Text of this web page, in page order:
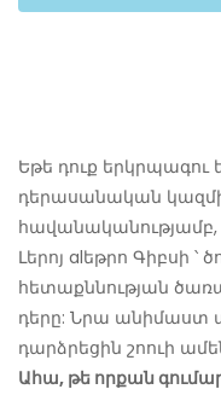
Եթե ​​դուք երկրպագու
դերասանական
հավանականությամբ,
Լերոյ alեթրո Գիբսի ՝
հետաքննության
դերը: Նրա անիմաստ
դարձրեցին շոուի
Ահա, թե որքան